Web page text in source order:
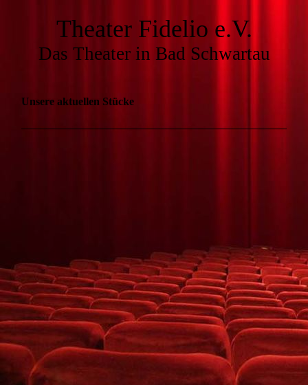
Theater Fidelio e.V.
Das Theater in Bad Schwartau
Unsere aktuellen Stücke